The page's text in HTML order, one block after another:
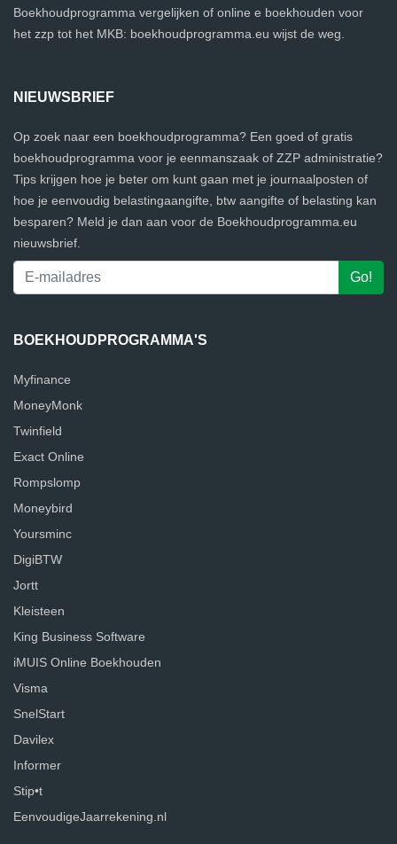
Boekhoudprogramma vergelijken of online e boekhouden voor
het zzp tot het MKB: boekhoudprogramma.eu wijst de weg.
NIEUWSBRIEF
Op zoek naar een boekhoudprogramma? Een goed of gratis
boekhoudprogramma voor je eenmanszaak of ZZP administratie?
Tips krijgen hoe je beter om kunt gaan met je journaalposten of
hoe je eenvoudig belastingaangifte, btw aangifte of belasting kan
besparen? Meld je dan aan voor de Boekhoudprogramma.eu
nieuwsbrief.
BOEKHOUDPROGRAMMA'S
Myfinance
MoneyMonk
Twinfield
Exact Online
Rompslomp
Moneybird
Yoursminc
DigiBTW
Jortt
Kleisteen
King Business Software
iMUIS Online Boekhouden
Visma
SnelStart
Davilex
Informer
Stip•t
EenvoudigeJaarrekening.nl